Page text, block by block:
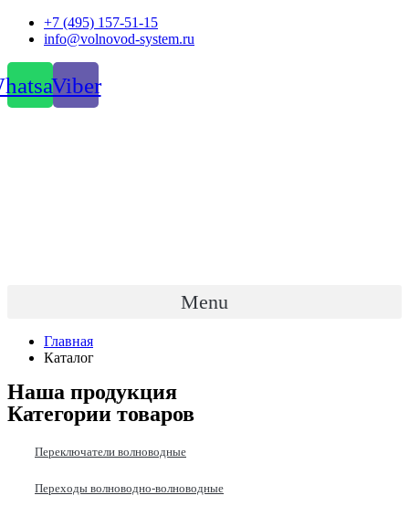
Перейти+7 (495) 157-51-15
info@volnovod-system.ru
Viber
Menu
Главная
Каталог
Наша продукция
Категории товаров
Переключатели волноводные
Переходы волноводно-волноводные